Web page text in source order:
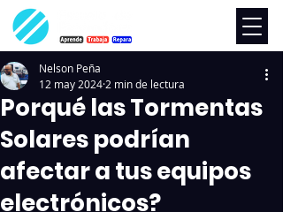
Porqué las Tormentas
Solares podrían
afectar a tus equipos
electrónicos?
Nelson Peña
12 may 2024 2 min de lectura